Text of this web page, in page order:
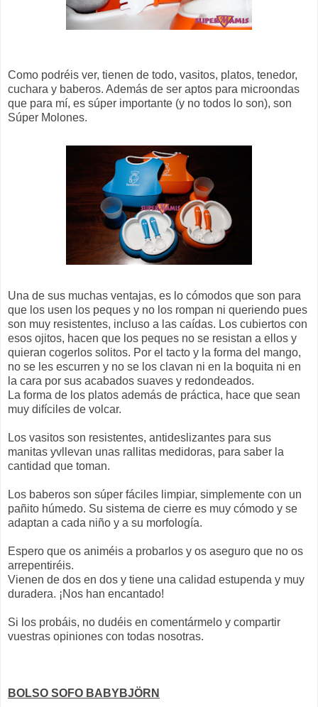
Como podréis ver, tienen de todo, vasitos, platos, tenedor,
cuchara y baberos. Además de ser aptos para microondas
que para mí, es súper importante (y no todos lo son), son
Súper Molones.
Una de sus muchas ventajas, es lo cómodos que son para
que los usen los peques y no los rompan ni queriendo pues
son muy resistentes, incluso a las caídas. Los cubiertos con
esos ojitos, hacen que los peques no se resistan a ellos y
quieran cogerlos solitos. Por el tacto y la forma del mango,
no se les escurren y no se los clavan ni en la boquita ni en
la cara por sus acabados suaves y redondeados.
La forma de los platos además de práctica, hace que sean
muy difíciles de volcar.
Los vasitos son resistentes, antideslizantes para sus
manitas yvllevan unas rallitas medidoras, para saber la
cantidad que toman.
Los baberos son súper fáciles limpiar, simplemente con un
pañito húmedo. Su sistema de cierre es muy cómodo y se
adaptan a cada niño y a su morfología.
Espero que os animéis a probarlos y os aseguro que no os
arrepentiréis.
Vienen de dos en dos y tiene una calidad estupenda y muy
duradera. ¡Nos han encantado!
Si los probáis, no dudéis en comentármelo y compartir
vuestras opiniones con todas nosotras.
BOLSO SOFO BABYBJÖRN